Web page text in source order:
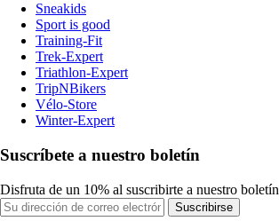
Sneakids
Sport is good
Training-Fit
Trek-Expert
Triathlon-Expert
TripNBikers
Vélo-Store
Winter-Expert
Suscríbete a nuestro boletín
Disfruta de un 10% al suscribirte a nuestro boletín
Suscribirse